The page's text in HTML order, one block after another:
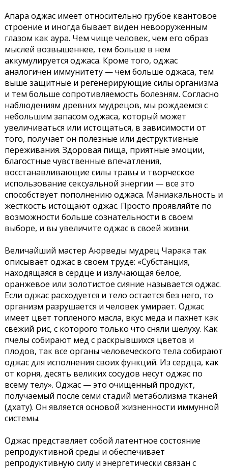
Апара оджас имеет относительно грубое квантовое
строение и иногда бывает виден невооруженным
глазом как аура. Чем чище человек, чем его образ
мыслей возвышеннее, тем больше в нем
аккумулируется оджаса. Кроме того, оджас
аналогичен иммунитету — чем больше оджаса, тем
выше защитные и регенерирующие силы организма
и тем больше сопротивляемость болезням. Согласно
наблюдениям древних мудрецов, мы рождаемся с
небольшим запасом оджаса, который может
увеличиваться или истощаться, в зависимости от
того, получает он полезные или деструктивные
переживания. Здоровая пища, приятные эмоции,
благостные чувственные впечатления,
восстанавливающие силы травы и творческое
использование сексуальной энергии — все это
способствует пополнению оджаса. Маниакальность и
жесткость истощают оджас. Просто проявляйте по
возможности больше сознательности в своем
выборе, и вы увеличите оджас в своей жизни.
Величайший мастер Аюрведы мудрец Чарака так
описывает оджас в своем труде: «Субстанция,
находящаяся в сердце и излучающая белое,
оранжевое или золотистое сияние называется оджас.
Если оджас расходуется и тело остается без него, то
организм разрушается и человек умирает. Оджас
имеет цвет топленого масла, вкус меда и пахнет как
свежий рис, с которого только что сняли шелуху. Как
пчелы собирают мед с раскрывшихся цветов и
плодов, так все органы человеческого тела собирают
оджас для исполнения своих функций. Из сердца, как
от корня, десять великих сосудов несут оджас по
всему телу». Оджас — это очищенный продукт,
получаемый после семи стадий метаболизма тканей
(дхату). Он является основой жизненности иммунной
системы.
Оджас представляет собой латентное состояние
репродуктивной среды и обеспечивает
репродуктивную силу и энергетически связан с